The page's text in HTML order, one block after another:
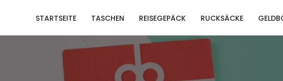
STARTSEITE TASCHEN REISEGEPÄCK RUCKSÄCKE